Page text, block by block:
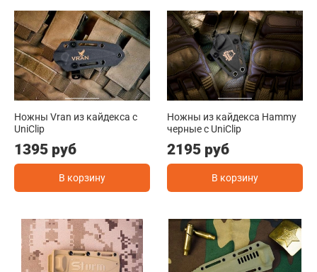
Ножны Vran из кайдекса c
UniClip
1395 руб
В корзину
Ножны из кайдекса Hammy
черные c UniClip
2195 руб
В корзину